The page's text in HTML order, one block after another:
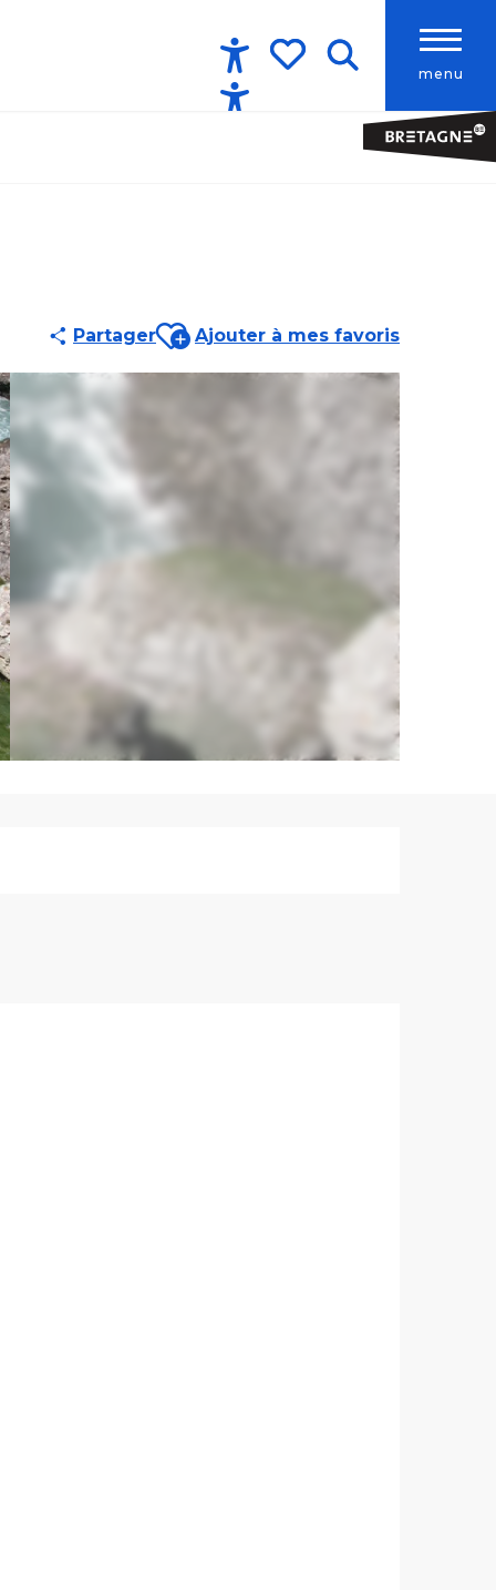
menu
Accessibilité
PartagerAjouter aux favoris
Ajouter à mes favoris